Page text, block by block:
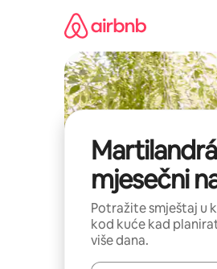
mjesečni
Potražite smještaj u
kod kuće kad
više dana.